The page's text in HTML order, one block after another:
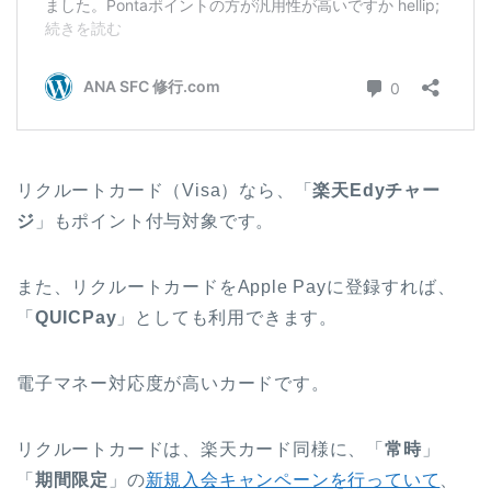
リクルートカード（Visa）なら、「楽天Edyチャー
ジ 」もポイント付与対象です。
また、リクルートカードをApple Payに登録すれば、
「 QUICPay 」としても利用できます。
電子マネー対応度が高いカードです。
リクルートカードは、楽天カード同様に、「 常時」
「 期間限定 」の新規入会キャンペーンを行っていて